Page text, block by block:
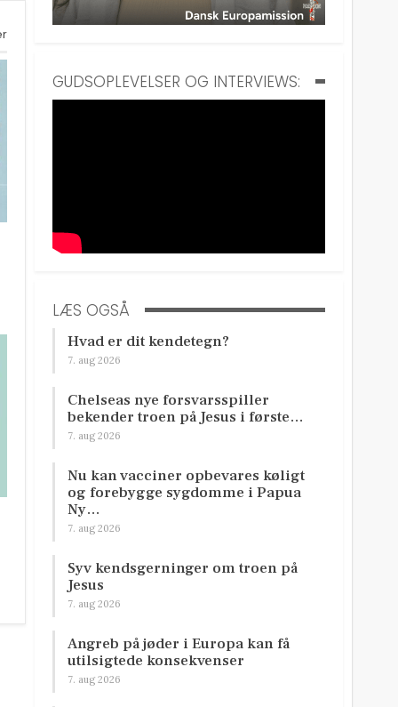
GUDSOPLEVELSER OG INTERVIEWS:
LÆS OGSÅ
Hvad er dit kendetegn?
7. aug 2026
Chelseas nye forsvarsspiller
bekender troen på Jesus i første…
7. aug 2026
Nu kan vacciner opbevares køligt
og forebygge sygdomme i Papua
Ny…
7. aug 2026
Syv kendsgerninger om troen på
Jesus
7. aug 2026
Angreb på jøder i Europa kan få
utilsigtede konsekvenser
7. aug 2026